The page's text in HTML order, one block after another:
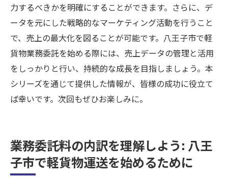
力するべきかを明確にすることができます。さらに、デ
ータを元にした戦略的なマーケティング活動を行うこと
で、売上の最大化を図ることが可能です。八王子市で軽
貨物業務委託を始める際には、売上データの管理と活用
をしっかりと行い、持続的な成長を目指しましょう。本
シリーズを通じて提供した情報が、皆様の成功に役立て
ば幸いです。次回もぜひお楽しみに。
業務委託料の内訳を理解しよう: 八王
子市で軽貨物運送を始めるために